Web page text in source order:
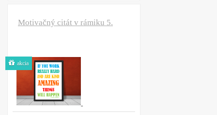
Motivačný citát v rámiku 5.
akcia